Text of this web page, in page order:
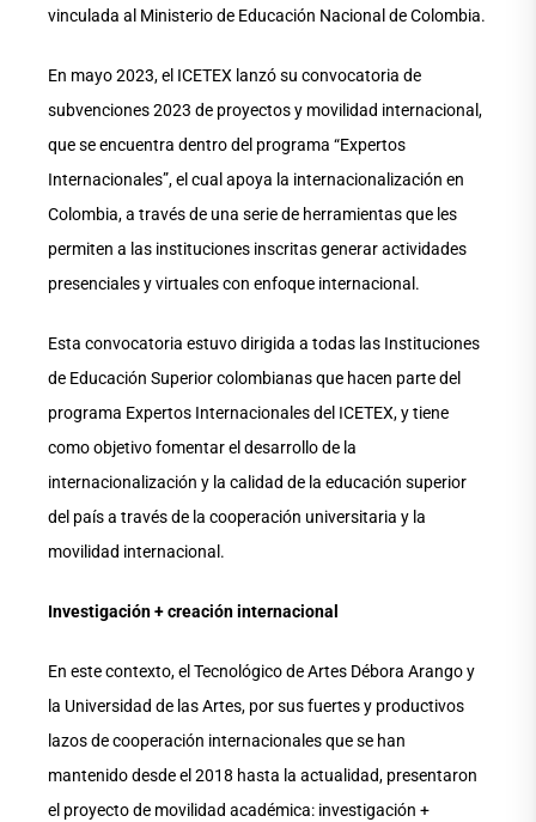
vinculada al Ministerio de Educación Nacional de Colombia.
En mayo 2023, el ICETEX lanzó su convocatoria de
subvenciones 2023 de proyectos y movilidad internacional,
que se encuentra dentro del programa “Expertos
Internacionales”, el cual apoya la internacionalización en
Colombia, a través de una serie de herramientas que les
permiten a las instituciones inscritas generar actividades
presenciales y virtuales con enfoque internacional.
Esta convocatoria estuvo dirigida a todas las Instituciones
de Educación Superior colombianas que hacen parte del
programa Expertos Internacionales del ICETEX, y tiene
como objetivo fomentar el desarrollo de la
internacionalización y la calidad de la educación superior
del país a través de la cooperación universitaria y la
movilidad internacional.
Investigación + creación internacional
En este contexto, el Tecnológico de Artes Débora Arango y
la Universidad de las Artes, por sus fuertes y productivos
lazos de cooperación internacionales que se han
mantenido desde el 2018 hasta la actualidad, presentaron
el proyecto de movilidad académica: investigación +